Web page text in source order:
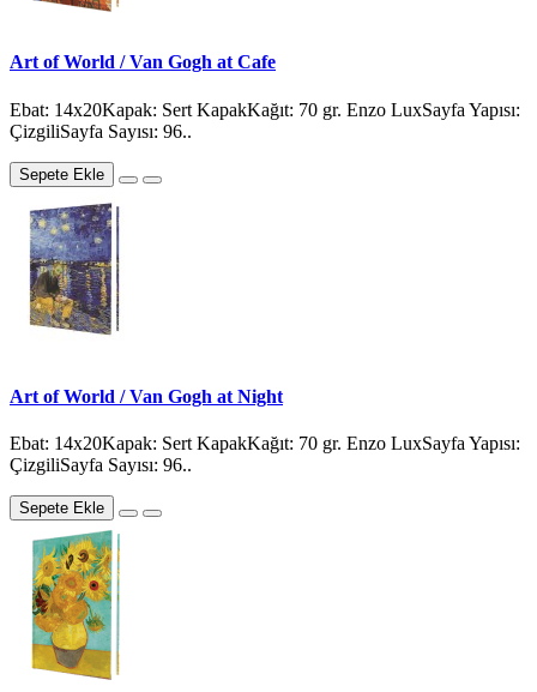
Art of World / Van Gogh at Cafe
Ebat: 14x20Kapak: Sert KapakKağıt: 70 gr. Enzo LuxSayfa Yapısı:
ÇizgiliSayfa Sayısı: 96..
Sepete Ekle
Art of World / Van Gogh at Night
Ebat: 14x20Kapak: Sert KapakKağıt: 70 gr. Enzo LuxSayfa Yapısı:
ÇizgiliSayfa Sayısı: 96..
Sepete Ekle